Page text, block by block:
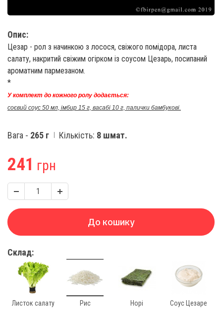
Опис:
Цезар - рол з начинкою з лосося, свіжого помідора, листа
салату, накритий свіжим огірком із соусом Цезарь, посипаний
ароматним пармезаном.
*
У комплект до кожного ролу додається:
соєвий соус 50 мл, імбир 15 г, васабі 10 г, палички бамбукові.
Вага - 265 г Кількість: 8 шмат.
241 грн
До кошику
Склад:
Листок салату Рис Норі Соус Цезаре